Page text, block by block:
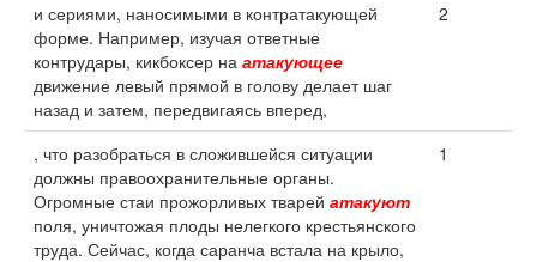
и сериями, наносимыми в контратакующей
форме. Например, изучая ответные
контрудары, кикбоксер на атакующее
движение левый прямой в голову делает шаг
назад и затем, передвигаясь вперед,
2
, что разобраться в сложившейся ситуации
должны правоохранительные органы.
Огромные стаи прожорливых тварей атакуют
поля, уничтожая плоды нелегкого крестьянского
труда. Сейчас, когда саранча встала на крыло,
1